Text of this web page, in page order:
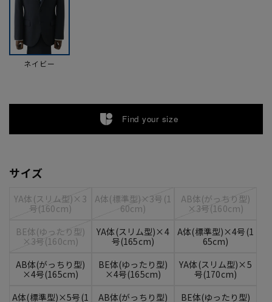
ネイビー
Find your size
サイズ
YA体(スリム型)×3
号(160cm)
A体(標準型)×3号(1
60cm)
AB体(がっちり型)
×3号(160cm)
BE体(ゆったり型)
×3号(160cm)
YA体(スリム型)×4
号(165cm)
A体(標準型)×4号(1
65cm)
AB体(がっちり型)
×4号(165cm)
BE体(ゆったり型)
×4号(165cm)
YA体(スリム型)×5
号(170cm)
A体(標準型)×5号(1
AB体(がっちり型)
BE体(ゆったり型)